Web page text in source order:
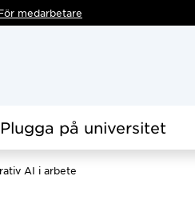
medarbetare
Plugga på universitet
AI i arbete